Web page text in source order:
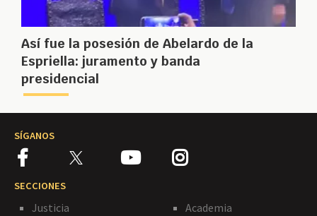
Así fue la posesión de Abelardo de la
Espriella: juramento y banda
presidencial
SÍGANOS
SECCIONES
Justicia
Academia